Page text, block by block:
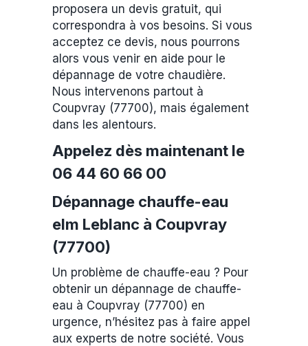
proposera un devis gratuit, qui
correspondra à vos besoins. Si vous
acceptez ce devis, nous pourrons
alors vous venir en aide pour le
dépannage de votre chaudière.
Nous intervenons partout à
Coupvray (77700), mais également
dans les alentours.
Appelez dès maintenant le
06 44 60 66 00
Dépannage chauffe-eau
elm Leblanc à Coupvray
(77700)
Un problème de chauffe-eau ? Pour
obtenir un dépannage de chauffe-
eau à Coupvray (77700) en
urgence, n’hésitez pas à faire appel
aux experts de notre société. Vous